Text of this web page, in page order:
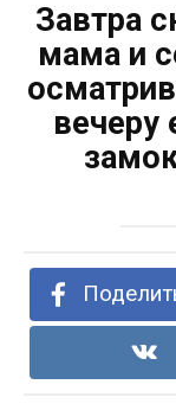
Завтра
мама и
вечеру